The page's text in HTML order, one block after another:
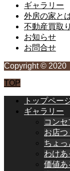
ギャラリー
外房の家と
不動産買取り
お知らせ
お問合せ
Copyright © 2020
TOP
トップペー
ギャラリー
コン
お店つ
ちょっ
わけあ
価値あ